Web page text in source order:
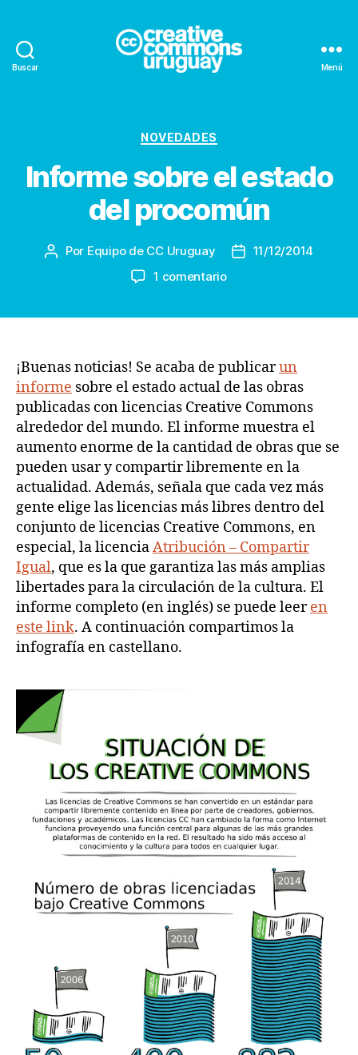
Buscar Menú
Categorías
NOVEDADES
Informe sobre el estado
del procomún
Autor
Por Equipo de CC Uruguay
Fecha11/12/2014
1 comentarioen
del
procomún
¡Buenas noticias! Se acaba de publicarun
informe sobre el estado actual de las obras
publicadas con licencias Creative Commons
alrededor del mundo. El informe muestra el
aumento enorme de la cantidad de obras que se
pueden usar y compartir libremente en la
actualidad. Además, señala que cada vez más
gente elige las licencias más libres dentro del
conjunto de licencias Creative Commons, en
especial, la licenciaAtribución – Compartir
Igual, que es la que garantiza las más amplias
libertades para la circulación de la cultura. El
informe completo (en inglés) se puede leeren
este link. A continuación compartimos la
infografía en castellano.